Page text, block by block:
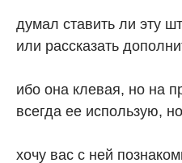
думал ставить ли эту
или рассказать
ибо она клевая, но на
всегда ее использую,
хочу вас с ней